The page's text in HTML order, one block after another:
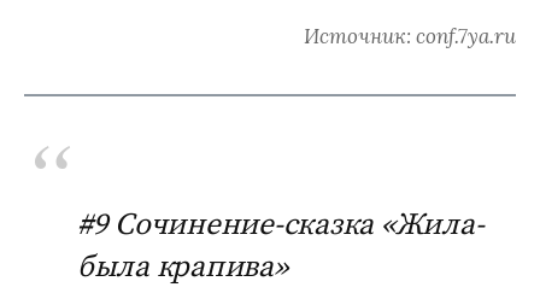
Источник: conf.7ya.ru
#9 Сочинение-сказка «Жила-
была крапива»